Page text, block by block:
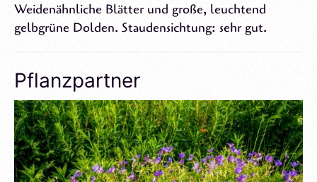
Weidenähnliche Blätter und große, leuchtend
gelbgrüne Dolden. Staudensichtung: sehr gut.
Pflanzpartner